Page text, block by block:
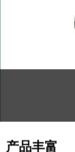
产品丰富